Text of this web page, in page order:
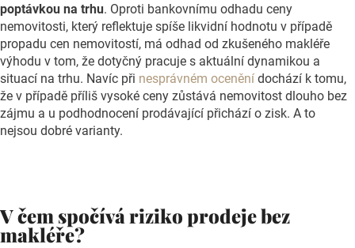
poptávkou na trhu. Oproti bankovnímu odhadu ceny
nemovitosti, který reflektuje spíše likvidní hodnotu v případě
propadu cen nemovitostí, má odhad od zkušeného makléře
výhodu v tom, že dotyčný pracuje s aktuální dynamikou a
situací na trhu. Navíc při nesprávném ocenění dochází k tomu,
že v případě příliš vysoké ceny zůstává nemovitost dlouho bez
zájmu a u podhodnocení prodávající přichází o zisk. A to
nejsou dobré varianty.
V čem spočívá riziko prodeje bez
makléře?